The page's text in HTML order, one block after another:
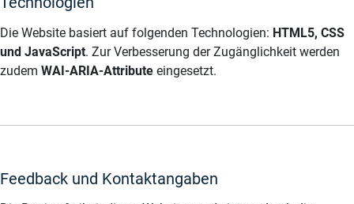
Die Website basiert auf folgenden Technologien: HTML5, CSS
und JavaScript. Zur Verbesserung der Zugänglichkeit werden
zudem WAI-ARIA-Attribute eingesetzt.
Feedback und Kontaktangaben